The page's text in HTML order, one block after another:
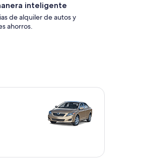
inteligente
de alquiler de autos y
ahorros.